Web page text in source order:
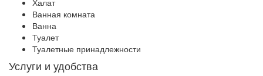
Ванная комната
Ванна
Туалет
Туалетные принадлежности
Услуги и удобства